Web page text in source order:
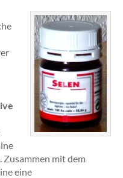
Zusammen mit dem
eine